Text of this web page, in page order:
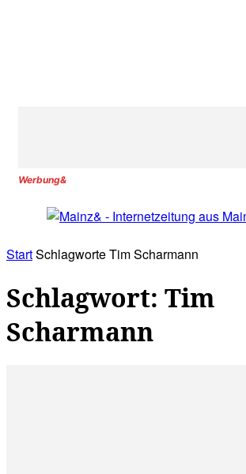
Werbung&
StartSchlagworteTim Scharmann
Schlagwort: Tim
Scharmann